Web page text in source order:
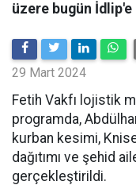
üzere bugün
29 Mart 2024
Fetih Vakfı lojistik
programda,
kurban kesimi,
dağıtımı ve şehid
gerçekleştirildi.